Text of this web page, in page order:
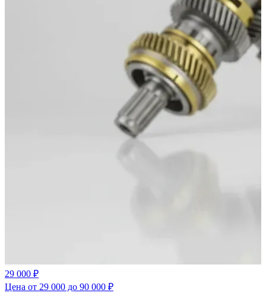
29 000 ₽
Цена от 29 000 до 90 000 ₽